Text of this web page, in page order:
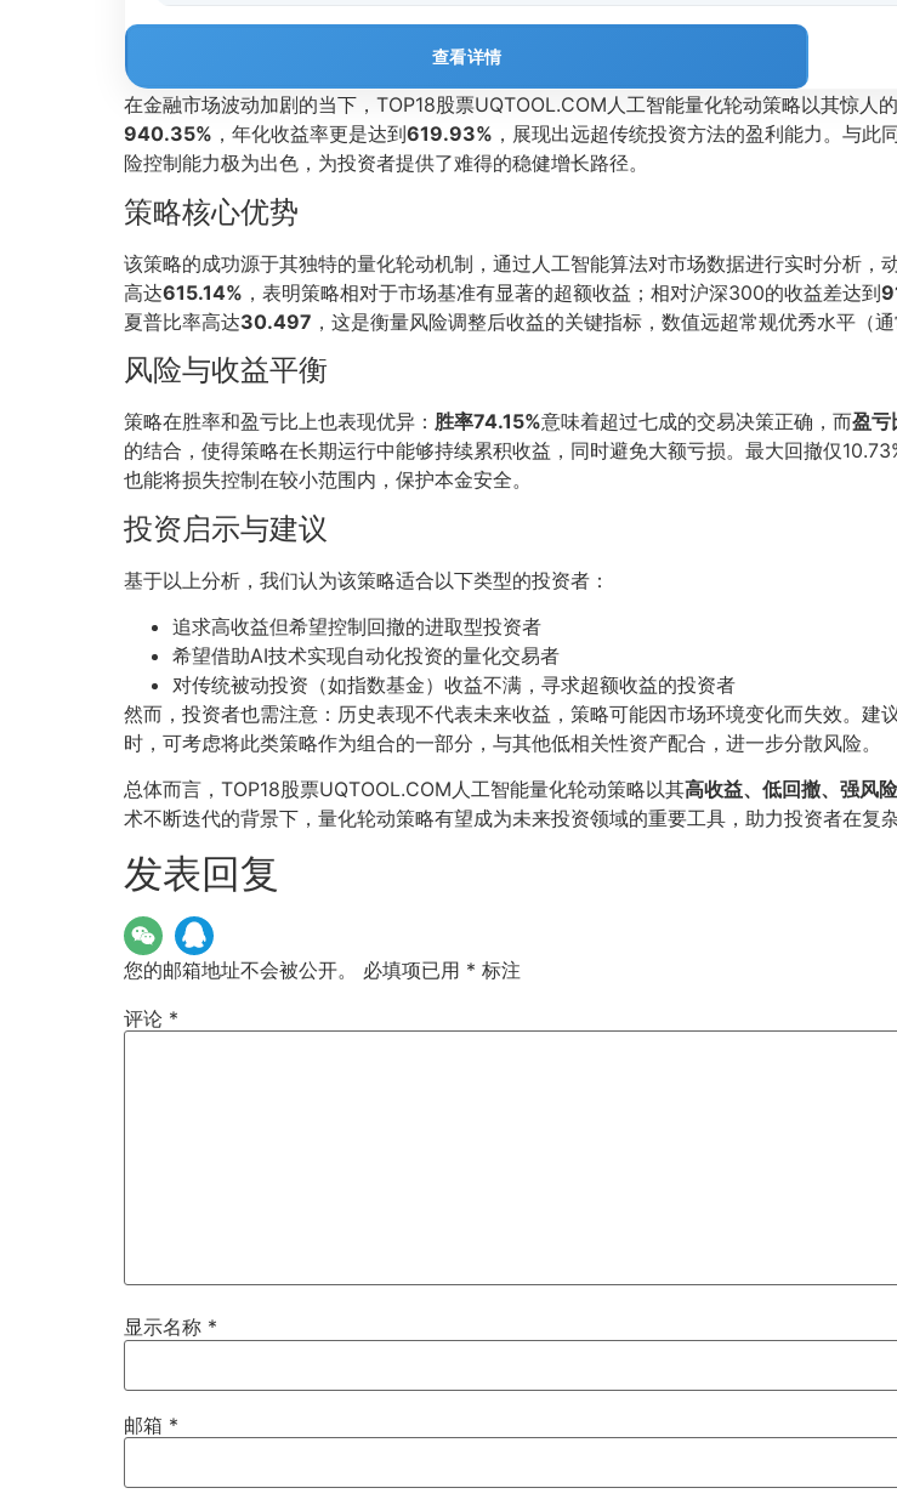
查看详情
在金融市场波动加剧的当下，TOP18股票UQTOOL.COM人工智能量化轮动策略以其惊人
940.35% ，年化收益率更是达到619.93% ，展现出远超传统投资方法的盈利能力。与此
险控制能力极为出色，为投资者提供了难得的稳健增长路径。
策略核心优势
该策略的成功源于其独特的量化轮动机制，通过人工智能算法对市场数据进行实时分析
高达615.14% ，表明策略相对于市场基准有显著的超额收益；相对沪深300的收益差达到
夏普比率高达30.497 ，这是衡量风险调整后收益的关键指标，数值远超常规优秀水平（
风险与收益平衡
策略在胜率和盈亏比上也表现优异： 胜率74.15%意味着超过七成的交易决策正确，而盈亏
的结合，使得策略在长期运行中能够持续累积收益，同时避免大额亏损。最大回撤仅
也能将损失控制在较小范围内，保护本金安全。
投资启示与建议
基于以上分析，我们认为该策略适合以下类型的投资者：
追求高收益但希望控制回撤的进取型投资者
希望借助AI技术实现自动化投资的量化交易者
对传统被动投资（如指数基金）收益不满，寻求超额收益的投资者
然而，投资者也需注意：历史表现不代表未来收益，策略可能因市场环境变化而失效。建
时，可考虑将此类策略作为组合的一部分，与其他低相关性资产配合，进一步分散风险。
总体而言，TOP18股票UQTOOL.COM人工智能量化轮动策略以其高收益、低回撤、强风
术不断迭代的背景下，量化轮动策略有望成为未来投资领域的重要工具，助力投资者在复
发表回复
您的邮箱地址不会被公开。 必填项已用 * 标注
评论 *
显示名称 *
邮箱 *